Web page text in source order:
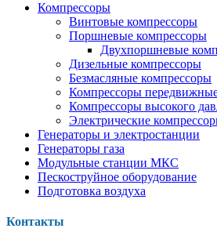
Компрессоры
Винтовые компрессоры
Поршневые компрессоры
Двухпоршневые
Дизельные компрессоры
Безмасляные компрессоры
Компрессоры
Компрессоры высокого
Электрические
Генераторы и электростанции
Генераторы газа
Модульные станции МКС
Пескоструйное оборудование
Подготовка воздуха
Контакты